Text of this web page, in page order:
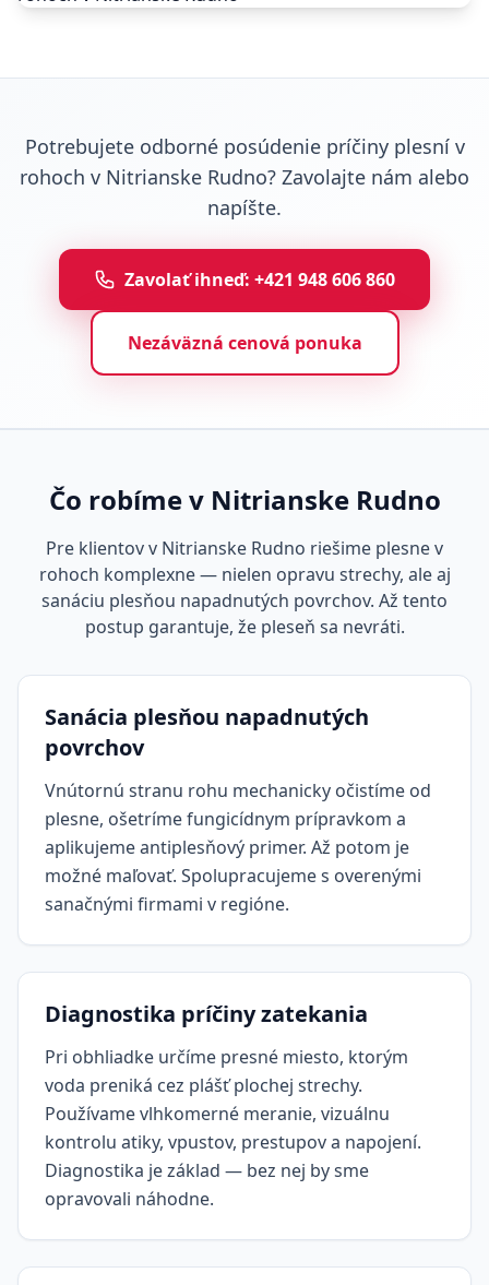
Potrebujete odborné posúdenie príčiny plesní v
rohoch v Nitrianske Rudno? Zavolajte nám alebo
napíšte.
Zavolať ihneď: +421 948 606 860
Nezáväzná cenová ponuka
Čo robíme v Nitrianske Rudno
Pre klientov v Nitrianske Rudno riešime plesne v
rohoch komplexne — nielen opravu strechy, ale aj
sanáciu plesňou napadnutých povrchov. Až tento
postup garantuje, že pleseň sa nevráti.
Sanácia plesňou napadnutých
povrchov
Vnútornú stranu rohu mechanicky očistíme od
plesne, ošetríme fungicídnym prípravkom a
aplikujeme antiplesňový primer. Až potom je
možné maľovať. Spolupracujeme s overenými
sanačnými firmami v regióne.
Diagnostika príčiny zatekania
Pri obhliadke určíme presné miesto, ktorým
voda preniká cez plášť plochej strechy.
Používame vlhkomerné meranie, vizuálnu
kontrolu atiky, vpustov, prestupov a napojení.
Diagnostika je základ — bez nej by sme
opravovali náhodne.